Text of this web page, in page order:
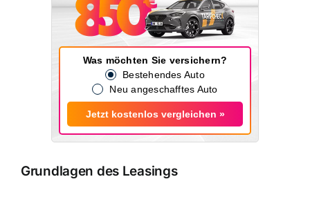
Was möchten Sie versichern?
Bestehendes Auto
Neu angeschafftes Auto
Jetzt kostenlos vergleichen »
Grundlagen des Leasings